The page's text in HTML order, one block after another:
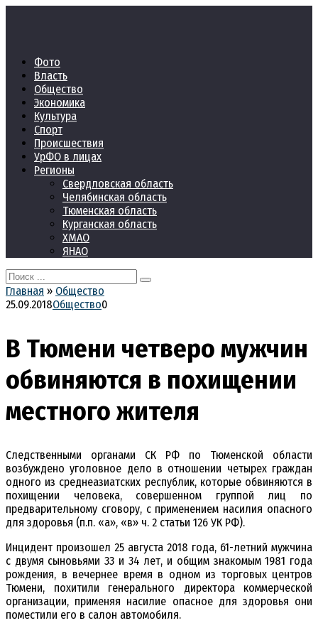
Фото
Власть
Общество
Экономика
Культура
Спорт
Происшествия
УрФО в лицах
Регионы
Свердловская область
Челябинская область
Тюменская область
Курганская область
ХМАО
ЯНАО
Search
for:
Главная » Общество
25.09.2018Общество0
В Тюмени четверо мужчин
обвиняются в похищении
местного жителя
Следственными органами СК РФ по Тюменской области
возбуждено уголовное дело в отношении четырех граждан
одного из среднеазиатских республик, которые обвиняются в
похищении человека, совершенном группой лиц по
предварительному сговору, с применением насилия опасного
для здоровья (п.п. «а», «в» ч. 2 статьи 126 УК РФ).
Инцидент произошел 25 августа 2018 года, 61-летний мужчина
с двумя сыновьями 33 и 34 лет, и общим знакомым 1981 года
рождения, в вечернее время в одном из торговых центров
Тюмени, похитили генерального директора коммерческой
организации, применяя насилие опасное для здоровья они
поместили его в салон автомобиля.